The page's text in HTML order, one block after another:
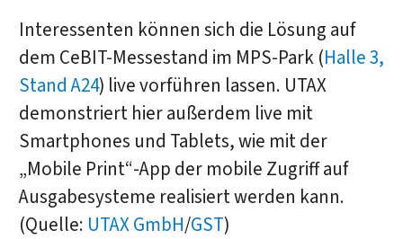
Interessenten können sich die Lösung auf
dem CeBIT-Messestand im MPS-Park (Halle 3,
Stand A24) live vorführen lassen. UTAX
demonstriert hier außerdem live mit
Smartphones und Tablets, wie mit der
„Mobile Print“-App der mobile Zugriff auf
Ausgabesysteme realisiert werden kann.
(Quelle: UTAX GmbH/GST)